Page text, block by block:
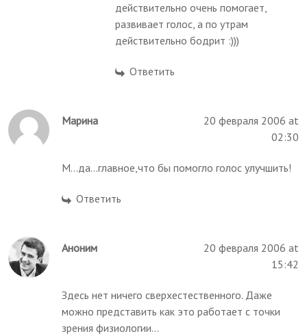
действительно очень помогает,
развивает голос, а по утрам
действительно бодрит :)))
Ответить
Марина
20 февраля 2006 at
02:30
М...да...главное,что бы помогло голос улучшить!
Ответить
Аноним
20 февраля 2006 at
15:42
Здесь нет ничего сверхестественного. Даже
можно представить как это работает с точки
зрения физиологии...